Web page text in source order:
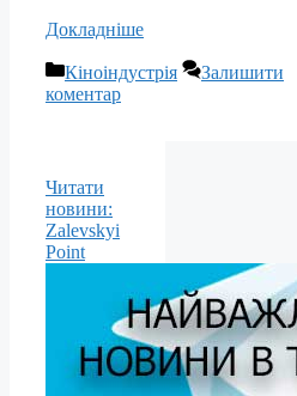
Докладніше
Категорії
Кіноіндустрія
Залишити
коментар
Читати
новини:
Zalevskyi
Point